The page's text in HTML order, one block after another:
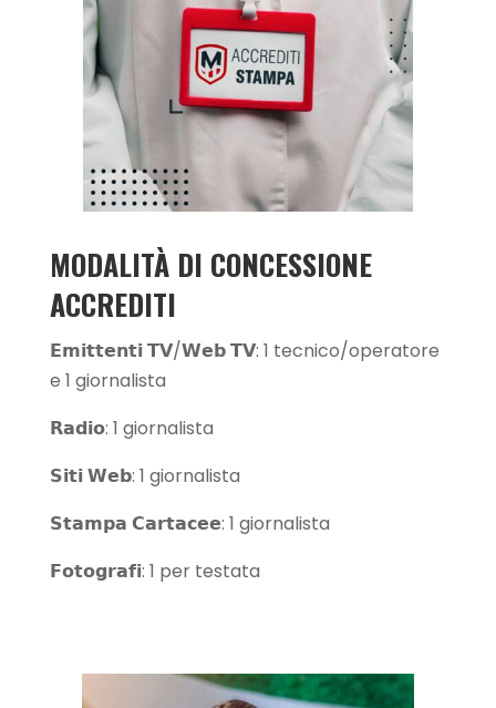
MODALITÀ DI CONCESSIONE
ACCREDITI
𝗘𝗺𝗶𝘁𝘁𝗲𝗻𝘁𝗶 𝗧𝗩/𝗪𝗲𝗯 𝗧𝗩: 1 tecnico/operatore
e 1 giornalista
𝗥𝗮𝗱𝗶𝗼: 1 giornalista
𝗦𝗶𝘁𝗶 𝗪𝗲𝗯: 1 giornalista
𝗦𝘁𝗮𝗺𝗽𝗮 𝗖𝗮𝗿𝘁𝗮𝗰𝗲𝗲: 1 giornalista
𝗙𝗼𝘁𝗼𝗴𝗿𝗮𝗳𝗶: 1 per testata